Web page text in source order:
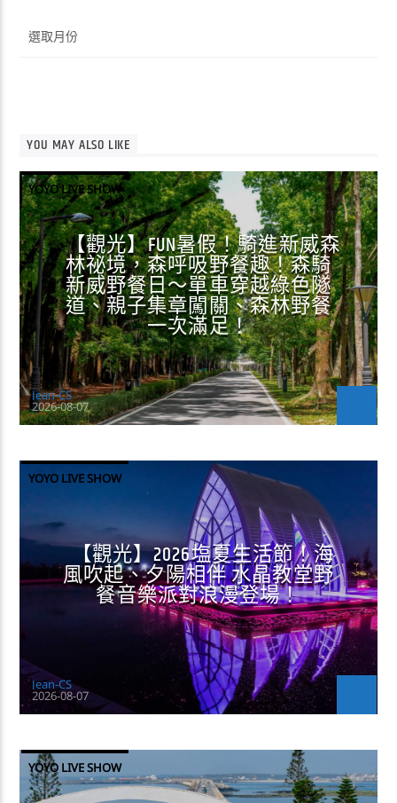
整
YOU MAY ALSO LIKE
YOYO LIVE SHOW
【觀光】FUN暑假！騎進新威森
林祕境，森呼吸野餐趣！森騎
新威野餐日～單車穿越綠色隧
道、親子集章闖關、森林野餐
一次滿足！
Jean-CS
2026-08-07
YOYO LIVE SHOW
【觀光】2026塩夏生活節！海
風吹起、夕陽相伴 水晶教堂野
餐音樂派對浪漫登場！
Jean-CS
2026-08-07
YOYO LIVE SHOW